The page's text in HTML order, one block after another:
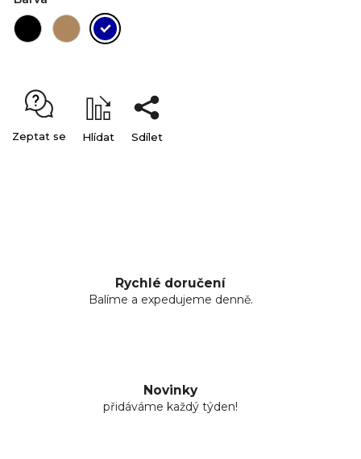
Zeptat se Hlídat Sdílet
Rychlé doručení
Balíme a expedujeme denně.
Novinky
přidáváme každý týden!